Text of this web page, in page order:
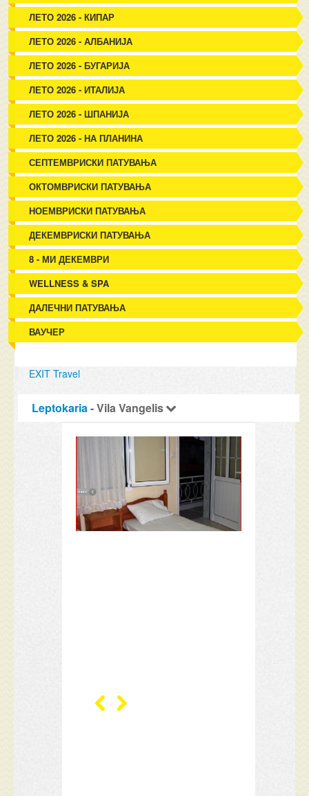
ЛЕТО 2026 - КИПАР
ЛЕТО 2026 - АЛБАНИЈА
ЛЕТО 2026 - БУГАРИЈА
ЛЕТО 2026 - ИТАЛИЈА
ЛЕТО 2026 - ШПАНИЈА
ЛЕТО 2026 - НА ПЛАНИНА
СЕПТЕМВРИСКИ ПАТУВАЊА
ОКТОМВРИСКИ ПАТУВАЊА
НОЕМВРИСКИ ПАТУВАЊА
ДЕКЕМВРИСКИ ПАТУВАЊА
8 - МИ ДЕКЕМВРИ
WELLNESS & SPA
ДАЛЕЧНИ ПАТУВАЊА
ВАУЧЕР
EXIT Travel
Leptokaria- Vila Vangelis